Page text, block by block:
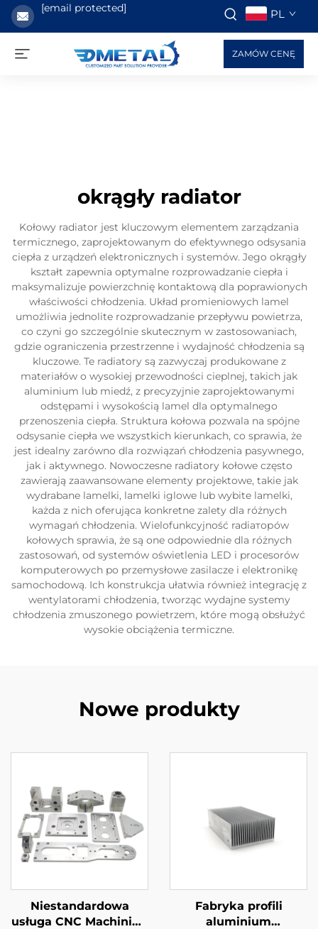
[email protected] PL
ZAMÓW CENĘ
okrągły radiator
Kołowy radiator jest kluczowym elementem zarządzania
termicznego, zaprojektowanym do efektywnego odsysania
ciepła z urządzeń elektronicznych i systemów. Jego okrągły
kształt zapewnia optymalne rozprowadzanie ciepła i
maksymalizuje powierzchnię kontaktową dla poprawionych
właściwości chłodzenia. Układ promieniowych lamel
umożliwia jednolite rozprowadzanie przepływu powietrza,
co czyni go szczególnie skutecznym w zastosowaniach,
gdzie ograniczenia przestrzenne i wydajność chłodzenia są
kluczowe. Te radiatory są zazwyczaj produkowane z
materiałów o wysokiej przewodności cieplnej, takich jak
aluminium lub miedź, z precyzyjnie zaprojektowanymi
odstępami i wysokością lamel dla optymalnego
przenoszenia ciepła. Struktura kołowa pozwala na spójne
odsysanie ciepła we wszystkich kierunkach, co sprawia, że
jest idealny zarówno dla rozwiązań chłodzenia pasywnego,
jak i aktywnego. Nowoczesne radiatory kołowe często
zawierają zaawansowane elementy projektowe, takie jak
wydrabane lamelki, lamelki iglowe lub wybite lamelki,
każda z nich oferująca konkretne zalety dla różnych
wymagań chłodzenia. Wielofunkcyjność radiаторów
kołowych sprawia, że są one odpowiednie dla różnych
zastosowań, od systemów oświetlenia LED i procesorów
komputerowych po przemysłowe zasilacze i elektronikę
samochodową. Ich konstrukcja ułatwia również integrację z
wentylatorami chłodzenia, tworząc wydajne systemy
chłodzenia zmuszonego powietrzem, które mogą obsłużyć
wysokie obciążenia termiczne.
Nowe produkty
Niestandardowa
usługa CNC Machining
Fabryka profili
aluminium